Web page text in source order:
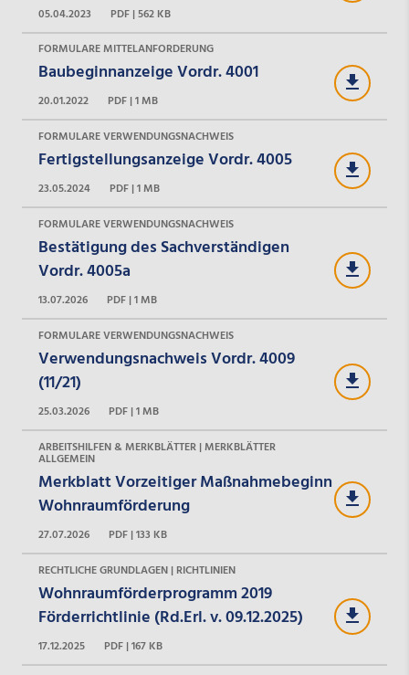
05.04.2023
PDF | 562 KB
FORMULARE MITTELANFORDERUNG
Baubeginnanzeige Vordr. 4001
20.01.2022
PDF | 1 MB
FORMULARE VERWENDUNGSNACHWEIS
Fertigstellungsanzeige Vordr. 4005
23.05.2024
PDF | 1 MB
FORMULARE VERWENDUNGSNACHWEIS
Bestätigung des Sachverständigen
Vordr. 4005a
13.07.2026
PDF | 1 MB
FORMULARE VERWENDUNGSNACHWEIS
Verwendungsnachweis Vordr. 4009
(11/21)
25.03.2026
PDF | 1 MB
ARBEITSHILFEN & MERKBLÄTTER | MERKBLÄTTER
ALLGEMEIN
Merkblatt Vorzeitiger Maßnahmebeginn
Wohnraumförderung
27.07.2026
PDF | 133 KB
RECHTLICHE GRUNDLAGEN | RICHTLINIEN
Wohnraumförderprogramm 2019
Förderrichtlinie (Rd.Erl. v. 09.12.2025)
17.12.2025
PDF | 167 KB